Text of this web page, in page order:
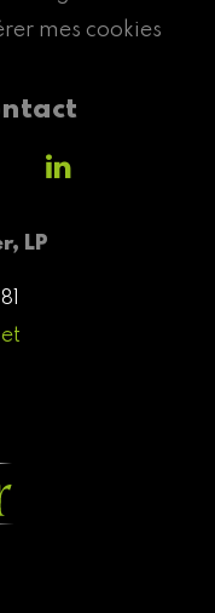
LP
mes cookies